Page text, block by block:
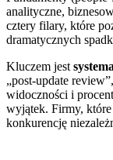
analityczne,
cztery filary, które
dramatycznych
Kluczem jest
„post-update
widoczności i
wyjątek. Firmy,
konkurencję